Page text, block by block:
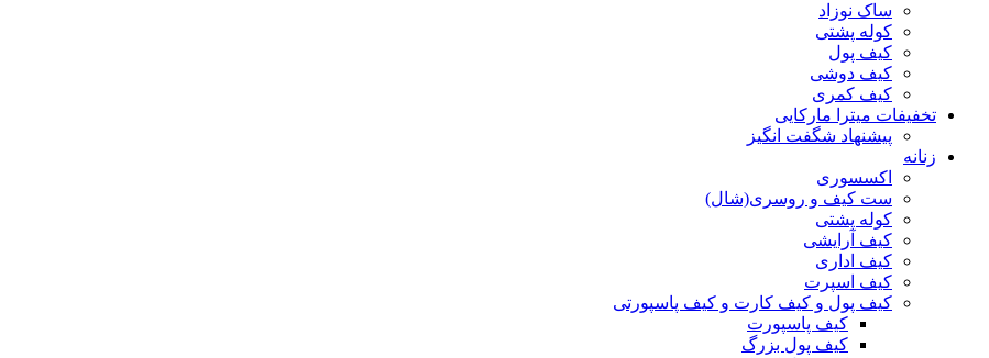
ساک نوزاد
کوله پشتی
کیف پول
کیف دوشی
کیف کمری
تخفیفات میترا مارکایی
پیشنهاد شگفت انگیز
زنانه
اکسسوری
ست کیف و روسری(شال)
کوله پشتی
کیف آرایشی
کیف اداری
کیف اسپرت
کیف پول و کیف کارت و کیف پاسپورتی
کیف پاسپورت
کیف پول بزرگ